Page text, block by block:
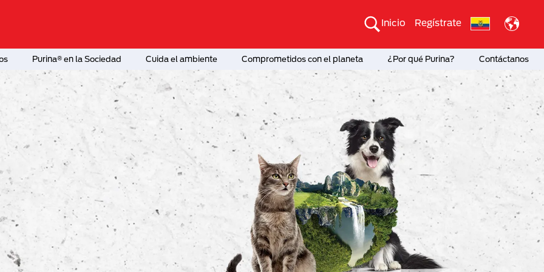
Inicio Regístrate
Purina® en la Sociedad Cuida el ambiente Comprometidos con el planeta ¿Por qué Purina? Contáctanos